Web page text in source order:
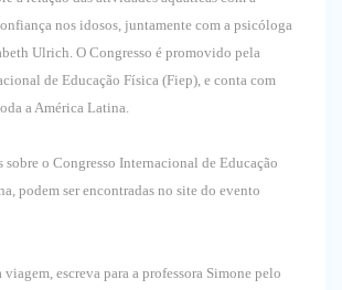
nos idosos, juntamente com a psicóloga
Ulrich. O Congresso é promovido pela
de Educação Física (Fiep), e conta com
a América Latina.
o Congresso Internacional de Educação
podem ser encontradas no site do evento
viagem, escreva para a professora Simone pelo